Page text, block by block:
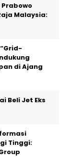
Malaysia:
di Ajang
Beli Jet Eks
Tinggi: